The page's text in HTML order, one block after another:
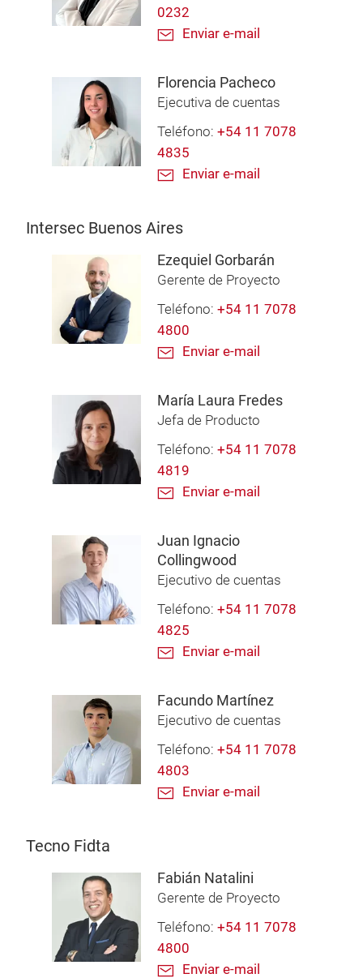
0232
Enviar e-mail
Florencia Pacheco
Ejecutiva de cuentas
Teléfono: +54 11 7078
4835
Enviar e-mail
Intersec Buenos Aires
Ezequiel Gorbarán
Gerente de Proyecto
Teléfono: +54 11 7078
4800
Enviar e-mail
María Laura Fredes
Jefa de Producto
Teléfono: +54 11 7078
4819
Enviar e-mail
Juan Ignacio
Collingwood
Ejecutivo de cuentas
Teléfono: +54 11 7078
4825
Enviar e-mail
Facundo Martínez
Ejecutivo de cuentas
Teléfono: +54 11 7078
4803
Enviar e-mail
Tecno Fidta
Fabián Natalini
Gerente de Proyecto
Teléfono: +54 11 7078
4800
Enviar e-mail